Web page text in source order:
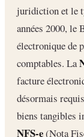
juridiction et le
années 2000,
électronique de
comptables. La
facture
désormais
biens tangibles
NFS-e(Nota